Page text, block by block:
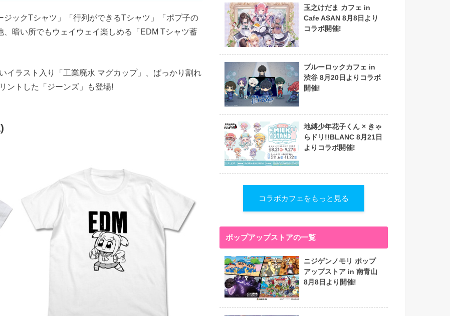
ックTシャツ」「行列ができるTシャツ」「ポプ子の
暗い所でもウェイウェイ楽しめる「EDM Tシャツ蓄
イラスト入り「工業廃水 マグカップ」、ぱっかり割れ
ントした「ジーンズ」も登場!
玉之けだま カフェ in
Cafe ASAN 8月8日より
コラボ開催!
ブルーロックカフェ in
渋谷 8月20日よりコラボ
開催!
地縛少年花子くん × きゃ
らドリ!!BLANC 8月21日
よりコラボ開催!
コラボカフェをもっと見る
ポップアップストアの一覧
ニジゲンノモリ ポップ
アップストア in 南青山
8月8日より開催!